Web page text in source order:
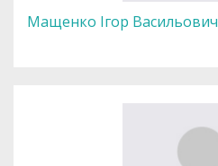
Мащенко Ігор Васильович